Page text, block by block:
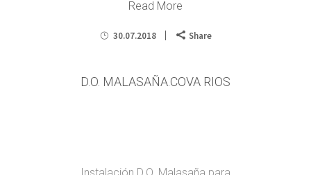
Read More
30.07.2018 Share
D.O. MALASAÑA.COVA RIOS